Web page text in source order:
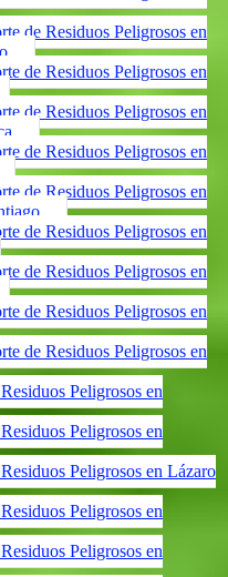
de Residuos Peligrosos en
de Residuos Peligrosos en
de Residuos Peligrosos en
de Residuos Peligrosos en
de Residuos Peligrosos en
de Residuos Peligrosos en
de Residuos Peligrosos en
de Residuos Peligrosos en
de Residuos Peligrosos en
Peligrosos en
Peligrosos en
Peligrosos en Lázaro
Peligrosos en
Peligrosos en